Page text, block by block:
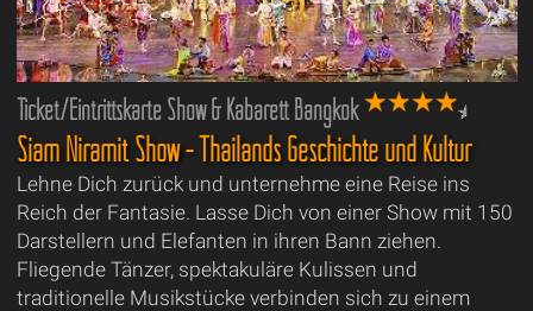
Ticket/Eintrittskarte Show & Kabarett Bangkok
Siam Niramit Show - Thailands Geschichte und Kultur
Lehne Dich zurück und unternehme eine Reise ins
Reich der Fantasie. Lasse Dich von einer Show mit 150
Darstellern und Elefanten in ihren Bann ziehen.
Fliegende Tänzer, spektakuläre Kulissen und
traditionelle Musikstücke verbinden sich zu einem